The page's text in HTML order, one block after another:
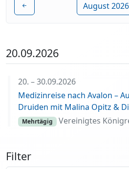
August 2026
20.09.2026
20. – 30.09.2026
Medizinreise nach Avalon –
Druiden mit Malina Opitz &
Mehrtägig Vereinigtes
Filter